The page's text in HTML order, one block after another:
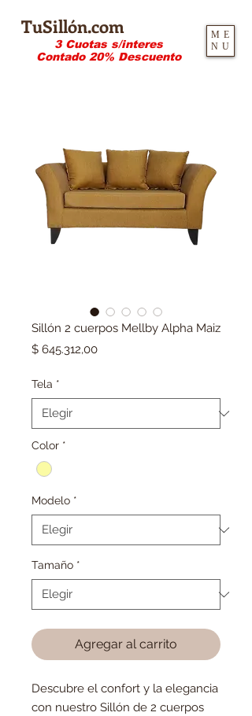
TuSillón.com
3 Cuotas s/interes
Contado 20% Descuento
ME
NU
Sillón 2 cuerpos Mellby Alpha Maiz
$ 645.312,00Precio
Tela *
Color *
Modelo *
Tamaño *
Agregar al carrito
Descubre el confort y la elegancia
con nuestro Sillón de 2 cuerpos